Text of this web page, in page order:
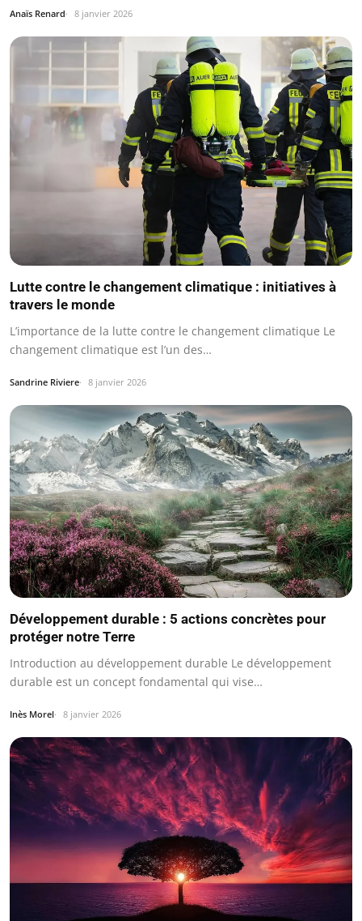
Anaïs Renard 8 janvier 2026
Lutte contre le changement climatique : initiatives à
travers le monde
L’importance de la lutte contre le changement climatique Le
changement climatique est l’un des…
Sandrine Riviere 8 janvier 2026
Développement durable : 5 actions concrètes pour
protéger notre Terre
Introduction au développement durable Le développement
durable est un concept fondamental qui vise…
Inès Morel 8 janvier 2026